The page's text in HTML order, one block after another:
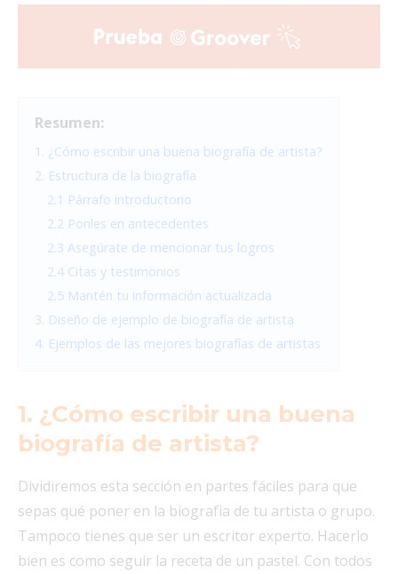
Resumen:
1. ¿Cómo escribir una buena biografía de artista?
2. Estructura de la biografía
2.1 Párrafo introductorio
2.2 Ponles en antecedentes
2.3 Asegúrate de mencionar tus logros
2.4 Citas y testimonios
2.5 Mantén tu información actualizada
3. Diseño de ejemplo de biografía de artista
4. Ejemplos de las mejores biografías de artistas
1. ¿Cómo escribir una buena
biografía de artista?
Dividiremos esta sección en partes fáciles para que
sepas qué poner en la biografía de tu artista o grupo.
Tampoco tienes que ser un escritor experto. Hacerlo
bien es como seguir la receta de un pastel. Con todos